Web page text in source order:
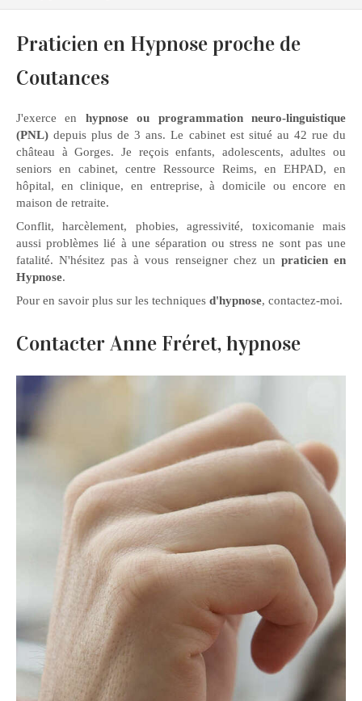
Praticien en Hypnose proche de
Coutances
J'exerce en hypnose ou programmation neuro-linguistique
(PNL) depuis plus de 3 ans. Le cabinet est situé au 42 rue du
château à Gorges. Je reçois enfants, adolescents, adultes ou
seniors en cabinet, centre Ressource Reims, en EHPAD, en
hôpital, en clinique, en entreprise, à domicile ou encore en
maison de retraite.
Conflit, harcèlement, phobies, agressivité, toxicomanie mais
aussi problèmes lié à une séparation ou stress ne sont pas une
fatalité. N'hésitez pas à vous renseigner chez un praticien en
Hypnose.
Pour en savoir plus sur les techniques d'hypnose, contactez-moi.
Contacter Anne Fréret, hypnose